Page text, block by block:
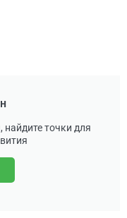
найдите точки для